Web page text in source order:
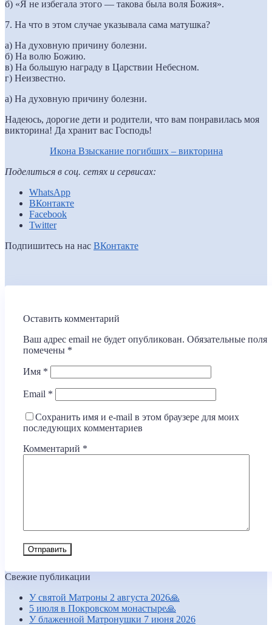
б) «Я не избегала этого — такова была воля Божия».
7. На что в этом случае указывала сама матушка?
а) На духовную причину болезни.
б) На волю Божию.
в) На большую награду в Царствии Небесном.
г) Неизвестно.
а) На духовную причину болезни.
Надеюсь, дорогие дети и родители, что вам понравилась моя
викторина! Да хранит вас Господь!
Икона Взыскание погибших – викторина
Поделиться в соц. сетях и сервисах:
WhatsApp
ВКонтакте
Facebook
Twitter
Подпишитесь на нас ВКонтакте
Оставить комментарий
Ваш адрес email не будет опубликован. Обязательные поля
помечены *
Имя *
Email *
Сохранить имя и e-mail в этом браузере для моих
последующих комментариев
Комментарий *
Свежие публикации
У святой Матроны 2 августа 2026🙏
5 июля в Покровском монастыре🙏
У блаженной Матронушки 7 июня 2026